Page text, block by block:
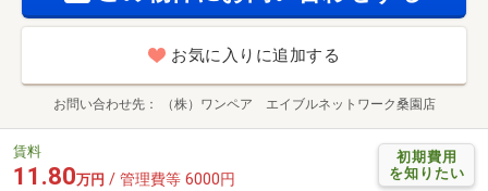
お気に入りに追加する
お問い合わせ先 （株）ワンペア エイブルネットワーク桑園店
初期費用
を知りたい
賃料
11.80万円 / 管理費等 6000円